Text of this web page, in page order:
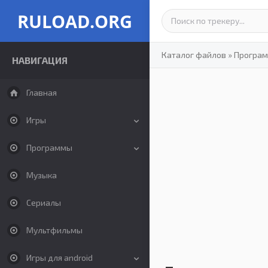
RULOAD.ORG
НАВИГАЦИЯ
Главная
Игры
Программы
Музыка
Сериалы
Мультфильмы
Игры для android
Каталог файлов »